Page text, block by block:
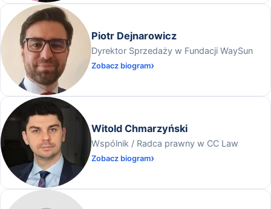
Piotr Dejnarowicz
Dyrektor Sprzedaży w Fundacji WaySun
Zobacz biogram
Witold Chmarzyński
Wspólnik / Radca prawny w CC Law
Zobacz biogram